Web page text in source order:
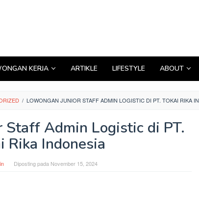
KERJA ARTIKLE LIFESTYLE ABOUT
/ LOWONGAN JUNIOR STAFF ADMIN LOGISTIC DI PT. TOKAI RIKA
Staff Admin Logistic di PT.
Rika Indonesia
Diposting pada November 15, 2024